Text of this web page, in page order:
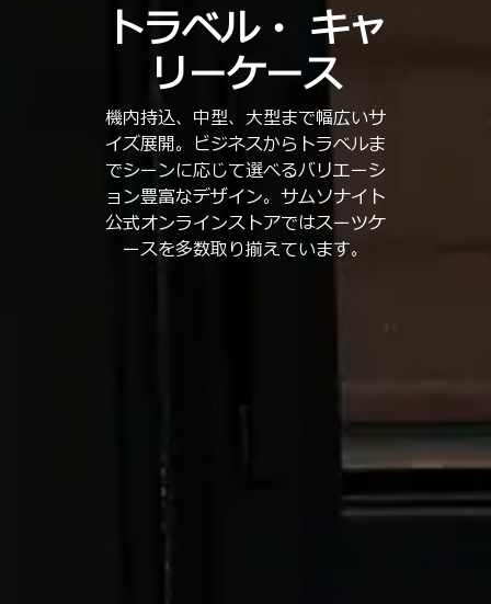
トラベル・ キャ
リーケース
機内持込、中型、大型まで幅広いサ
イズ展開。ビジネスからトラベルま
でシーンに応じて選べるバリエーシ
ョン豊富なデザイン。サムソナイト
公式オンラインストアではスーツケ
ースを多数取り揃えています。